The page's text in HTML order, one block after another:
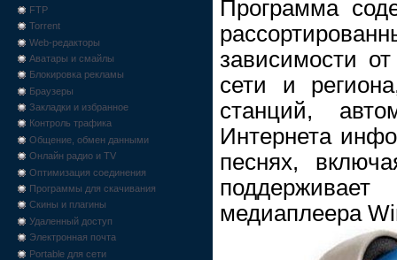
FTP
Torrent
Web-редакторы
Аватары и смайлы
Блокировка рекламы
Браузеры
Закладки и избранное
Контроль трафика
Общение, обмен данными
Онлайн радио и TV
Оптимизация соединения
Программы для скачивания
Скины и плагины
Удаленный доступ
Электронная почта
Portable для сети
Программа
зависимости
сети и
станций,
Интернета
песнях,
медиаплеера